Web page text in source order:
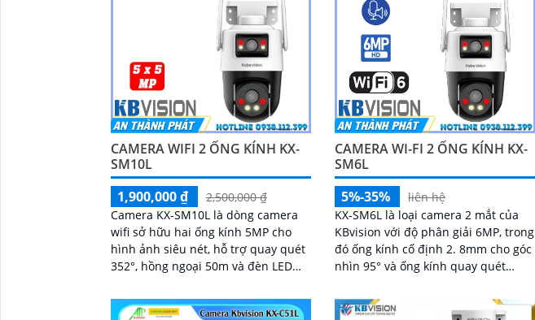
CAMERA WIFI 2 ỐNG KÍNH KX-
SM10L
1,900,000 ₫
2,500,000 ₫
Camera KX-SM10L là dòng camera
wifi sở hữu hai ống kính 5MP cho
hình ảnh siêu nét, hỗ trợ quay quét
352°, hồng ngoại 50m và đèn LED
CAMERA WI-FI 2 ỐNG KÍNH KX-
SM6L
5%-35%
liên hệ
KX-SM6L là loại camera 2 mắt của
KBvision với độ phân giải 6MP, trong
đó ống kính cố định 2. 8mm cho góc
nhìn 95° và ống kính quay quét
352°